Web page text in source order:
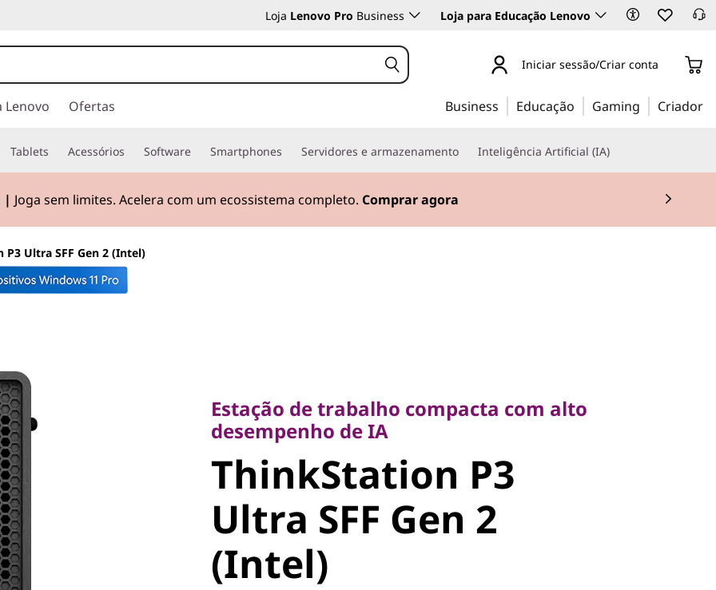
Loja Lenovo Pro Business Loja para Educação Lenovo
Iniciar sessão/Criar conta
Lenovo Ofertas Business Educação Gaming Criador
Tablets Acessórios Software Smartphones Servidores e armazenamento Inteligência Artificial (IA)
| Joga sem limites. Acelera com um ecossistema completo. Comprar agora
Ultra SFF Gen 2 (Intel)
ThinkStation P3
Ultra SFF Gen 2
(Intel)
Estação de trabalho compacta com alto
desempenho de IA
ThinkStation P3
Ultra SFF Gen 2
(Intel)